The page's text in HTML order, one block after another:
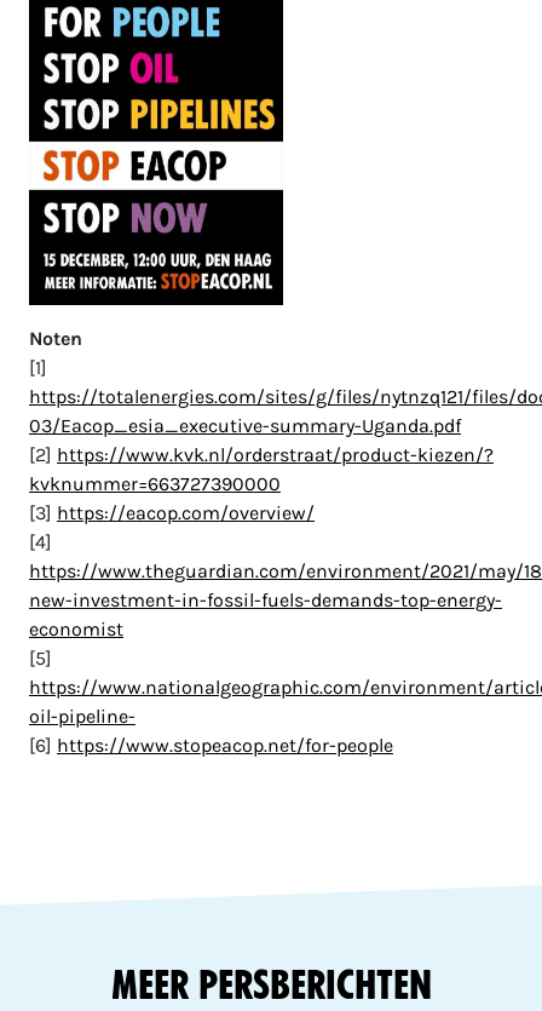
Noten
[1]
https://totalenergies.com/sites/g/files/nytnzq121/files/
03/Eacop_esia_executive-summary-Uganda.pdf
[2] https://www.kvk.nl/orderstraat/product-kiezen/?
kvknummer=663727390000
[3] https://eacop.com/overview/
[4]
https://www.theguardian.com/environment/2021/may/
new-investment-in-fossil-fuels-demands-top-energy-
economist
[5]
https://www.nationalgeographic.com/environment/
oil-pipeline-
[6] https://www.stopeacop.net/for-people
Meer Persberichten